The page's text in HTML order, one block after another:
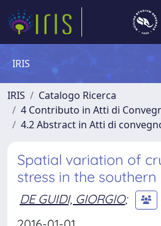
IRIS
IRIS
Catalogo Ricerca
4 Contributo in Atti di
4.2 Abstract in Atti di
Spatial variation of
stress in the
DE GUIDI, GIORGIO;